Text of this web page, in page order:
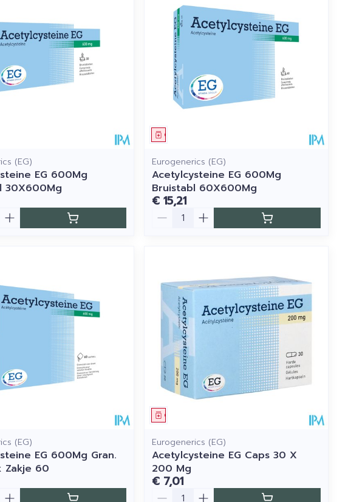
(EG)
EG 600Mg
30X600Mg
Geneesmiddel
Eurogenerics (EG)
Acetylcysteine EG 600Mg
Bruistabl 60X600Mg
€ 15,21
Aantal
(EG)
EG 600Mg Gran.
Zakje 60
Geneesmiddel
Eurogenerics (EG)
Acetylcysteine EG Caps 30 X
200 Mg
€ 7,01
Aantal